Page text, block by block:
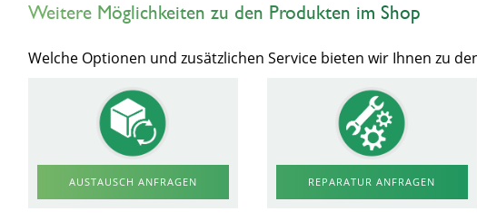
Weitere Möglichkeiten zu den Produkten im Shop
Welche Optionen und zusätzlichen Service bieten wir Ihnen zu
AUSTAUSCH ANFRAGEN REPARATUR ANFRAGEN